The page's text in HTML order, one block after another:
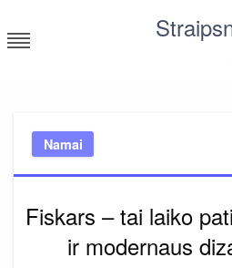
to
content
Namai
Fiskars – tai laiko
ir modernaus